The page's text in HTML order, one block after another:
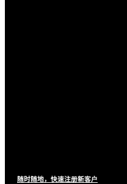
随时随地，快速注册新客户